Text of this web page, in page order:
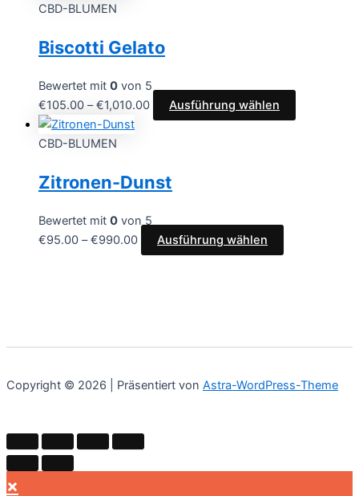
CBD-BLUMEN
Biscotti Gelato
Bewertet mit 0 von 5
€105.00 –€1,010.00 Ausführung wählen
CBD-BLUMEN
Zitronen-Dunst
Bewertet mit 0 von 5
€95.00 –€990.00 Ausführung wählen
Copyright © 2026 | Präsentiert von Astra-WordPress-Theme
×